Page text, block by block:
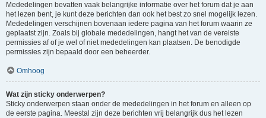
Mededelingen bevatten vaak belangrijke informatie over het forum dat je aan
het lezen bent, je kunt deze berichten dan ook het best zo snel mogelijk lezen.
Mededelingen verschijnen bovenaan iedere pagina van het forum waarin ze
geplaatst zijn. Zoals bij globale mededelingen, hangt het van de vereiste
permissies af of je wel of niet mededelingen kan plaatsen. De benodigde
permissies zijn bepaald door een beheerder.
Omhoog
Wat zijn sticky onderwerpen?
Sticky onderwerpen staan onder de mededelingen in het forum en alleen op
de eerste pagina. Meestal zijn deze berichten vrij belangrijk dus het lezen